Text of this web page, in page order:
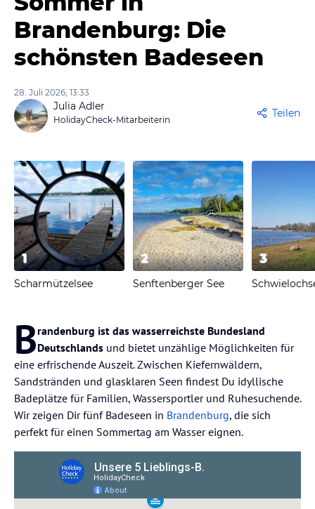
Brandenburg: Die
schönsten Badeseen
28. Juli 2026, 13:33
Julia Adler
HolidayCheck-Mitarbeiterin
Teilen
1
Scharmützelsee
2
Senftenberger See
3
Brandenburg ist das wasserreichste Bundesland
Deutschlands und bietet unzählige Möglichkeiten für
eine erfrischende Auszeit. Zwischen Kiefernwäldern,
Sandstränden und glasklaren Seen findest Du idyllische
Badeplätze für Familien, Wassersportler und Ruhesuchende.
Wir zeigen Dir fünf Badeseen in Brandenburg, die sich
perfekt für einen Sommertag am Wasser eignen.